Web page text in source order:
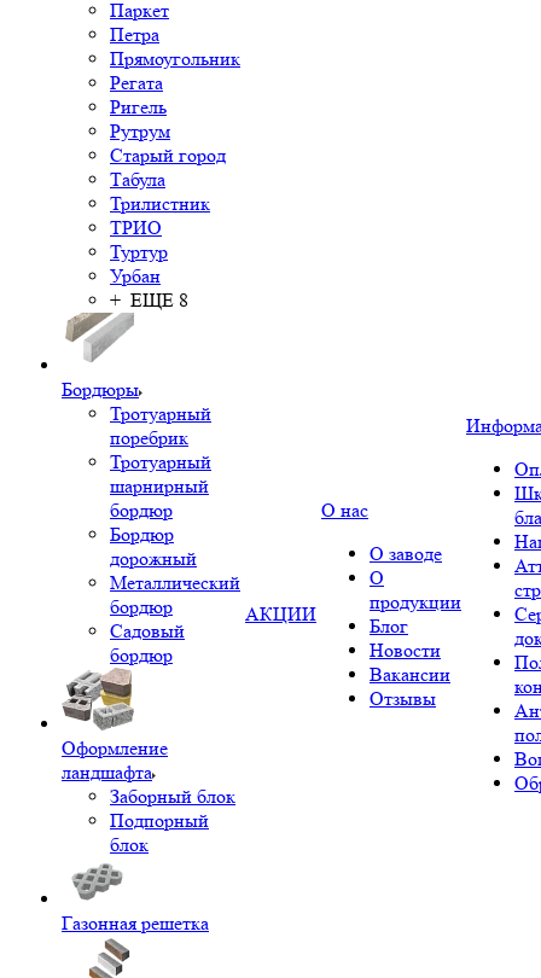
Паркет
Петра
Прямоугольник
Регата
Ригель
Рутрум
Старый город
Табула
Трилистник
ТРИО
Туртур
Урбан
+ ЕЩЕ 8
Бордюры
Тротуарный
поребрик
Тротуарный
шарнирный
бордюр
Бордюр
дорожный
Металлический
бордюр
Садовый
бордюр
Оформление
ландшафта
Заборный блок
Подпорный
блок
Газонная решетка
АКЦИИ
О нас
О заводе
О
продукции
Блог
Новости
Вакансии
Отзывы